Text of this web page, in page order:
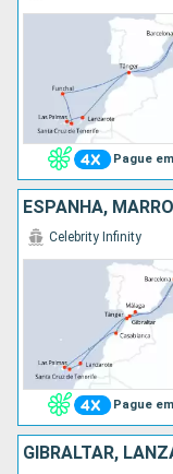
Pague
Pague
Celebrity Infinity